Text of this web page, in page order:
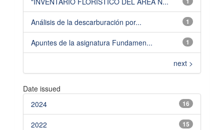
1
Análisis de la descarburación por...
1
Apuntes de la asignatura Fundamen...
next >
Date issued
16
2024
15
2022